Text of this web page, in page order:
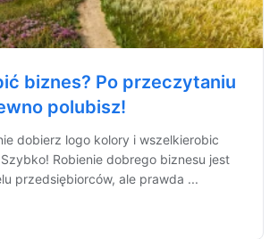
biznes? Po przeczytaniu
polubisz!
dobierz logo kolory i wszelkierobic
Robienie dobrego biznesu jest
przedsiębiorców, ale prawda ...